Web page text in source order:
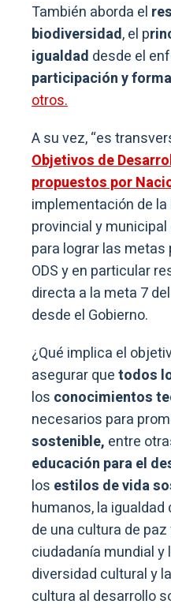
También aborda el
biodiversidad, el p
igualdad desde el
participación y
otros.
A su vez, “es
Objetivos de
propuestos por
implementación de la
provincial y
para lograr las
ODS y en particular
directa a la meta 7
desde el Gobierno.
¿Qué implica el
asegurar quetodos
los conocimientos
necesarios para
sostenible, entre
educación para el
los estilos de vida
humanos, la igualdad
de una cultura de
ciudadanía mundial y
diversidad cultural y
cultura al desarrollo